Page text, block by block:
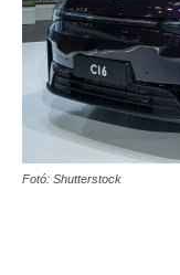
Fotó: Shutterstock